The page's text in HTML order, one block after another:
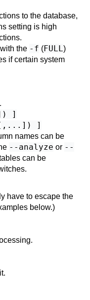
to the database,
setting is high
the -f (FULL)
if certain system
]
]
names can be
--analyze or --
can be
have to escape the
below.)